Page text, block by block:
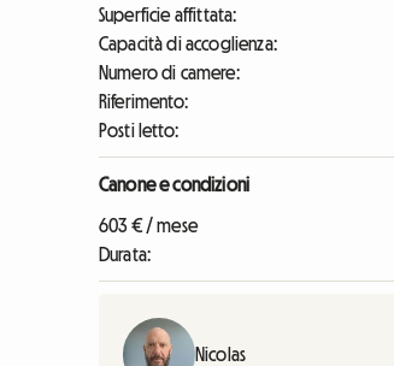
Superficie affittata:
Capacità di accoglienza:
Numero di camere:
Riferimento:
Posti letto:
Canone e condizioni
603 € / mese
Durata:
Nicolas